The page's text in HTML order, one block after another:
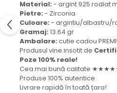
Material: - argint 925 rodiat
Pietre: - Zirconia
Culoare: - argintiu/albastru/
Gramaj: 13.64 gr
Ambalare: cutie cadou
Produsul vine insotit de
Poze 100% reale!
Cea mai bună calitate
Produse 100% autentice
Livrare rapidă în toată țara!